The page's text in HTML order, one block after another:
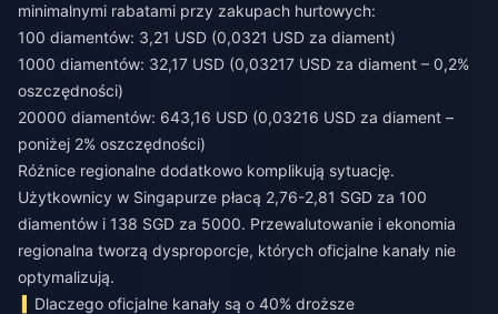
minimalnymi rabatami przy zakupach hurtowych:
100 diamentów: 3,21 USD (0,0321 USD za diament)
1000 diamentów: 32,17 USD (0,03217 USD za diament – 0,2%
oszczędności)
20000 diamentów: 643,16 USD (0,03216 USD za diament –
poniżej 2% oszczędności)
Różnice regionalne dodatkowo komplikują sytuację.
Użytkownicy w Singapurze płacą 2,76-2,81 SGD za 100
diamentów i 138 SGD za 5000. Przewalutowanie i ekonomia
regionalna tworzą dysproporcje, których oficjalne kanały nie
optymalizują.
Dlaczego oficjalne kanały są o 40% droższe